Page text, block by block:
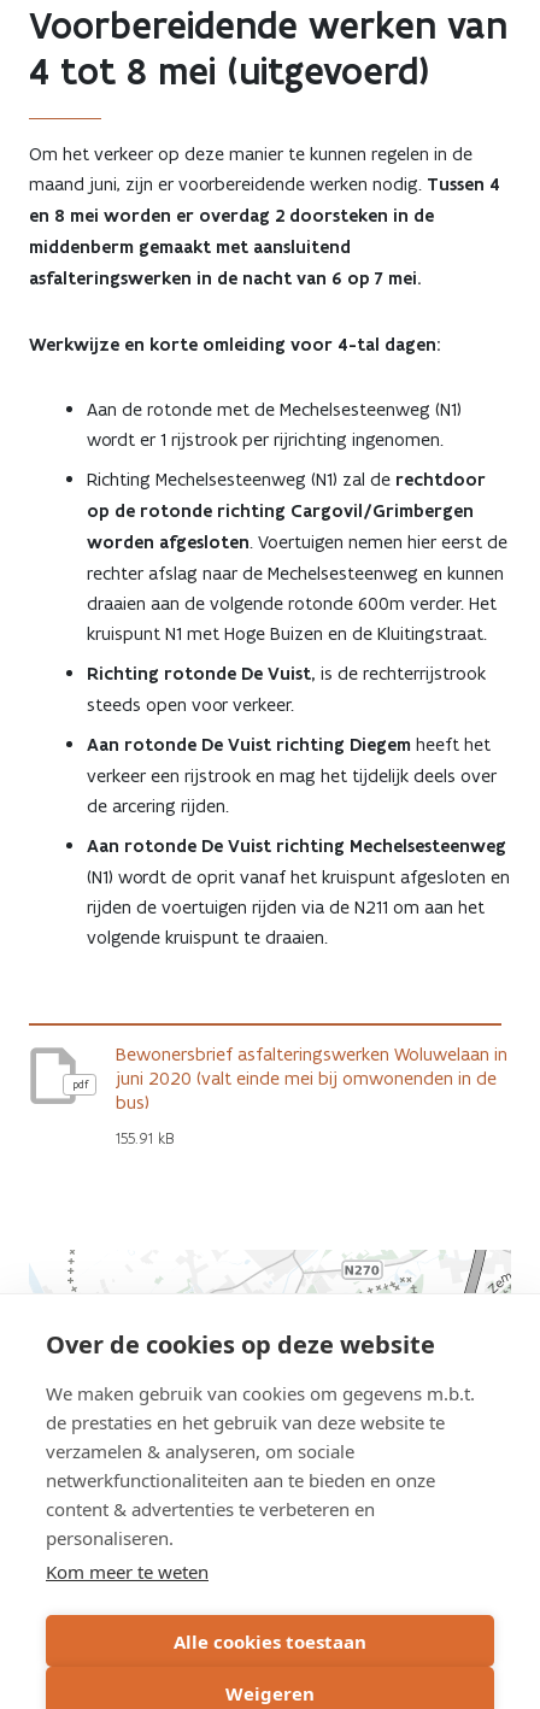
Over de cookies op deze website
We maken gebruik van cookies om gegevens m.b.t.
de prestaties en het gebruik van deze website te
verzamelen & analyseren, om sociale
netwerkfunctionaliteiten aan te bieden en onze
content & advertenties te verbeteren en
personaliseren.
Kom meer te weten
Alle cookies toestaan
Weigeren
Voorbereidende werken van
4 tot 8 mei (uitgevoerd)
Om het verkeer op deze manier te kunnen regelen in de
maand juni, zijn er voorbereidende werken nodig. Tussen 4
en 8 mei worden er overdag 2 doorsteken in de
middenberm gemaakt met aansluitend
asfalteringswerken in de nacht van 6 op 7 mei.
Werkwijze en korte omleiding voor 4-tal dagen:
Aan de rotonde met de Mechelsesteenweg (N1)
wordt er 1 rijstrook per rijrichting ingenomen.
Richting Mechelsesteenweg (N1) zal de rechtdoor
op de rotonde richting Cargovil/Grimbergen
worden afgesloten. Voertuigen nemen hier eerst de
rechter afslag naar de Mechelsesteenweg en kunnen
draaien aan de volgende rotonde 600m verder. Het
kruispunt N1 met Hoge Buizen en de Kluitingstraat.
Richting rotonde De Vuist, is de rechterrijstrook
steeds open voor verkeer.
Aan rotonde De Vuist richting Diegem heeft het
verkeer een rijstrook en mag het tijdelijk deels over
de arcering rijden.
Aan rotonde De Vuist richting Mechelsesteenweg
(N1) wordt de oprit vanaf het kruispunt afgesloten en
rijden de voertuigen rijden via de N211 om aan het
volgende kruispunt te draaien.
pdf
Bewonersbrief asfalteringswerken Woluwelaan in
juni 2020 (valt einde mei bij omwonenden in de
bus)
155.91 kB
AWV
map
displaying
location
this
road
work